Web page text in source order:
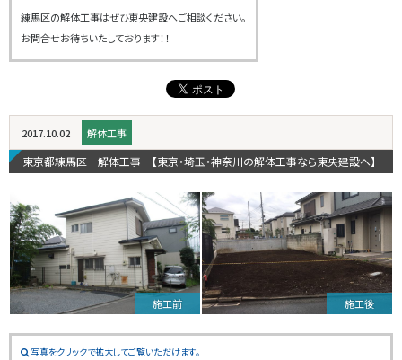
練馬区の解体工事はぜひ東央建設へご相談ください。
お問合せお待ちいたしております！！
2017.10.02 解体工事
東京都練馬区 解体工事 【東京・埼玉・神奈川の解体工事なら東央建設へ】
施工前 施工後
写真をクリックで拡大してご覧いただけます。